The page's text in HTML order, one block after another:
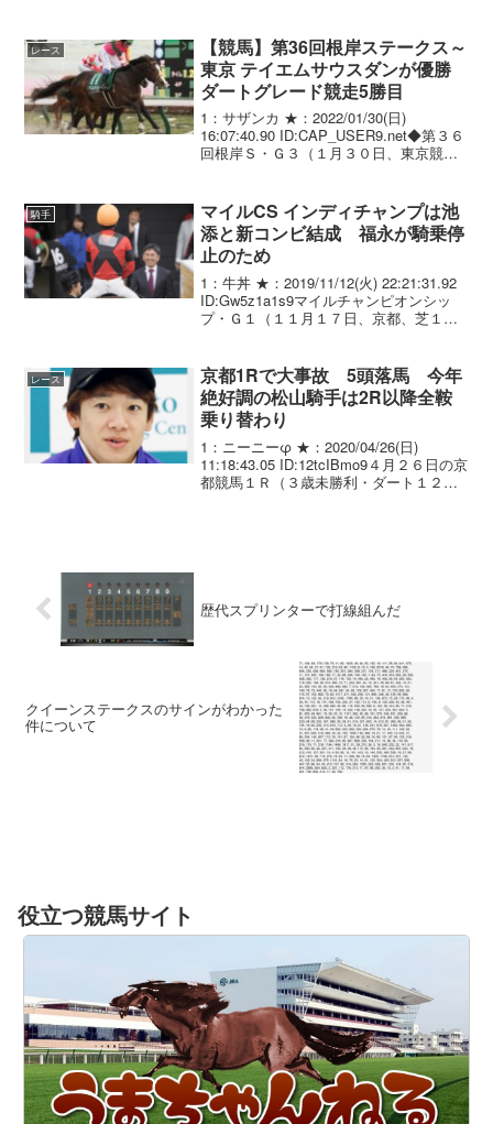
レース
【競馬】第36回根岸ステークス～
東京 テイエムサウスダンが優勝
ダートグレード競走5勝目
1：サザンカ ★：2022/01/30(日)
16:07:40.90 ID:CAP_USER9.net◆第３６
回根岸Ｓ・Ｇ３（１月３０日、東京競馬
Ｓ・Ｇ１（東京・ダート...
騎手
マイルCS インディチャンプは池
添と新コンビ結成 福永が騎乗停
止のため
1：牛丼 ★：2019/11/12(火) 22:21:31.92
ID:Gw5z1a1s9マイルチャンピオンシッ
プ・Ｇ１（１１月１７日、京都、芝１６
ィチャンプ（牡４歳、...
レース
京都1Rで大事故 5頭落馬 今年
絶好調の松山騎手は2R以降全鞍
乗り替わり
1：ニーニーφ ★：2020/04/26(日)
11:18:43.05 ID:12tcIBmo9４月２６日の京
都競馬１Ｒ（３歳未勝利・ダート１２０
歴代スプリンターで打線組んだ
クイーンステークスのサインがわかった
件について
役立つ競馬サイト